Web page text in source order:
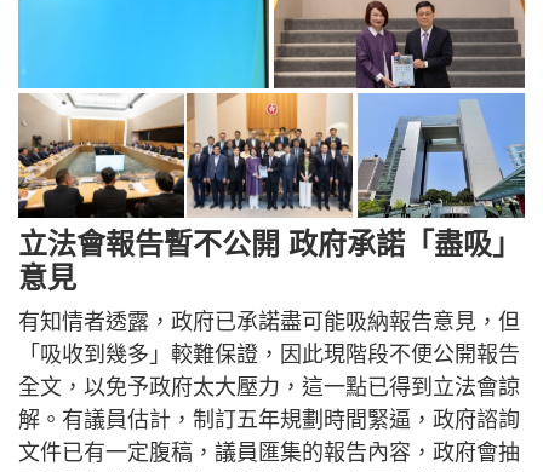
立法會報告暫不公開 政府承諾「盡吸」
意見
有知情者透露，政府已承諾盡可能吸納報告意見，但
「吸收到幾多」較難保證，因此現階段不便公開報告
全文，以免予政府太大壓力，這一點已得到立法會諒
解。有議員估計，制訂五年規劃時間緊逼，政府諮詢
文件已有一定腹稿，議員匯集的報告內容，政府會抽